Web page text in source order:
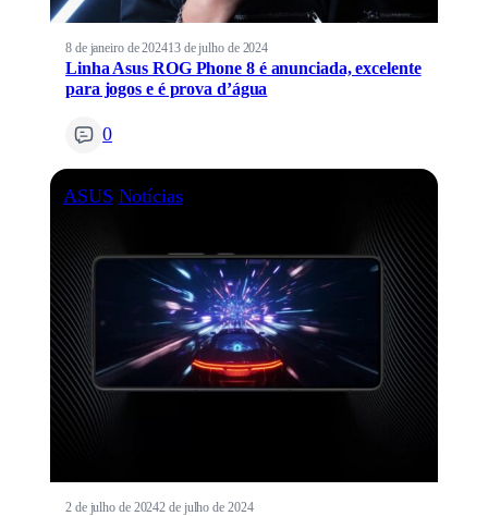
8 de janeiro de 202413 de julho de 2024
Linha Asus ROG Phone 8 é anunciada, excelente
para jogos e é prova d’água
0
ASUS Notícias
2 de julho de 20242 de julho de 2024